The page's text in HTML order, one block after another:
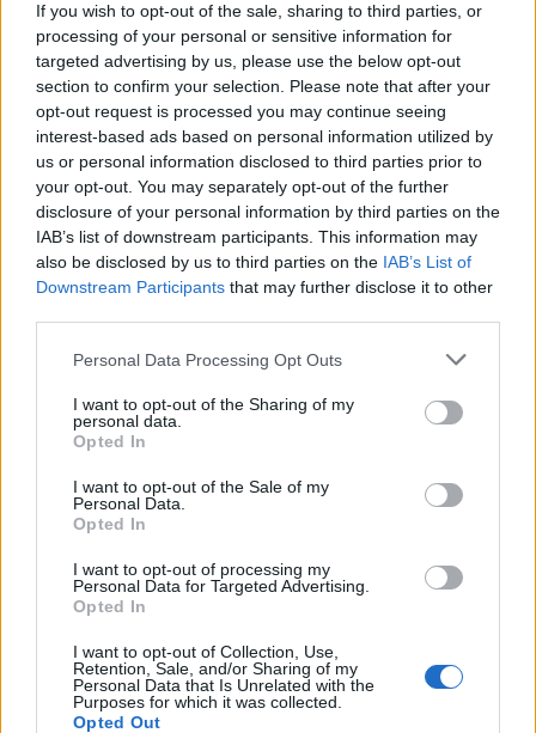
If you wish to opt-out of the sale, sharing to third parties, or
processing of your personal or sensitive information for
targeted advertising by us, please use the below opt-out
section to confirm your selection. Please note that after your
opt-out request is processed you may continue seeing
interest-based ads based on personal information utilized by
us or personal information disclosed to third parties prior to
your opt-out. You may separately opt-out of the further
disclosure of your personal information by third parties on the
IAB’s list of downstream participants. This information may
also be disclosed by us to third parties on the IAB’s List of
Downstream Participants that may further disclose it to other
Please note that this website/app uses one or more Google
not limited to your visit or usage behaviour. You may click to
grant or deny consent to Google and its third-party tags to
use your data for below specified purposes in below Google
consent section.
Personal Data Processing Opt Outs
I want to opt-out of the Sharing of my
personal data.
Opted In
I want to opt-out of the Sale of my
Personal Data.
Opted In
I want to opt-out of processing my
Personal Data for Targeted Advertising.
Opted In
I want to opt-out of Collection, Use,
Retention, Sale, and/or Sharing of my
Personal Data that Is Unrelated with the
Purposes for which it was collected.
Opted Out
Közéjük tartozott az Anomalocarididae nevű,
rákokra emlékeztető család, amelynek tagjai
a kambrium kori tengerek csúcsragadozói
voltak, méretük elérhette az 1,8 métert is. E
családba tartozott a Kínában megtalált faj is,
amely azonban jóval kisebb, mintegy 15
centiméteres lehetett. Pejjün Cung, a kínai
Jünnan Egyetem kutatója, a tanulmány
társszerzője ugyanakkor a Live Science
tudományos portálnak nyilatkozva
rámutatott: az e fajról ismert három lelet
így az állat mérete valójában ennél talán
A 251 millió évvel ezelőtt kihalt
leletek többnyire gyenge minőségűek voltak,
a mostani, új faj maradványai azonban olyan
látható rajtuk, és még az agy egy részének
nyomai is kivehetők.
Forrás:Hirado.hu